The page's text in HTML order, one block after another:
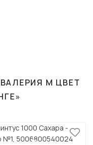
М ЦВЕТ